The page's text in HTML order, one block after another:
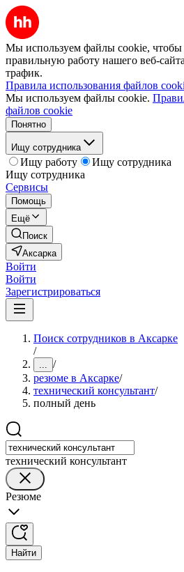
Мы используем файлы cookie, чтобы
правильную работу нашего веб-
трафик.
Правила использования файлов
Мы используем файлы cookie.
файлов cookie
Понятно
Ищу сотрудника
Ищу работу
Ищу сотрудника
Ищу сотрудника
Сервисы
Помощь
Ещё
Поиск
Аксарка
Войти
Войти
Зарегистрироваться
Поиск сотрудников в Аксарке
/
... /
резюме в Аксарке/
технический консультант/
полный день
технический консультант
Резюме
Найти